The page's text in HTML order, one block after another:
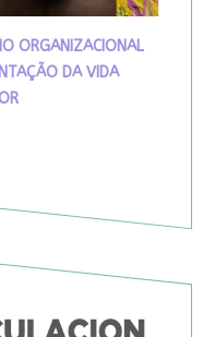
ORGANIZACIONAL
DA VIDA